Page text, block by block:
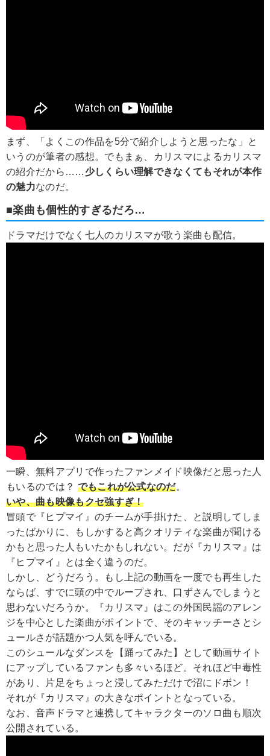
まず、「よくこの作品を5分で紹介しようと思ったな」と
いうのが筆者の感想。でもまぁ、カリスマによるカリスマ
の紹介だから…… 少しくらい理解できなくてもそれが本作
の魅力なのだ。
■楽曲も個性的すぎるだろ…
ドラマだけでなく七人のカリスマが歌う楽曲も配信。
一瞬、無料アプリで作ったファンメイド映像だと思った人
もいるのでは？ でもこれが公式なのだ。
いや、曲も映像もクセ強すぎ！
冒頭で『ヒプマイ』のチームが手掛けた、と説明してしま
ったばかりに、もしかすると高クオリティな楽曲が聞ける
かもと思った人もいたかもしれない。だが『カリスマ』は
『ヒプマイ』とは全く違うのだ。
しかし、どうだろう。もし上記の動画を一度でも再生した
ならば、すでに頭の中でループされ、口ずさんでしまうと
思わないだろうか。『カリスマ』はこの外国民謡のアレン
ジを中心とした楽曲がポイントで、そのキャッチーさとシ
ュールさが話題かつ人気を呼んでいる。
このシュールなダンスを【踊ってみた】として動画サイト
にアップしているファンも多々いるほど。それほど中毒性
があり、片足をちょっと浸してみただけで沼にドボン！
それが『カリスマ』の大きなポイントとなっている。
なお、音声ドラマと連携してキャラクターのソロ曲も順次
公開されている。